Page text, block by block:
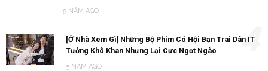
5 NĂM AGO
[Ở Nhà Xem Gì] Những Bộ Phim Có Hội Bạn Trai Dân IT
Tưởng Khô Khan Nhưng Lại Cực Ngọt Ngào
5 NĂM AGO
4